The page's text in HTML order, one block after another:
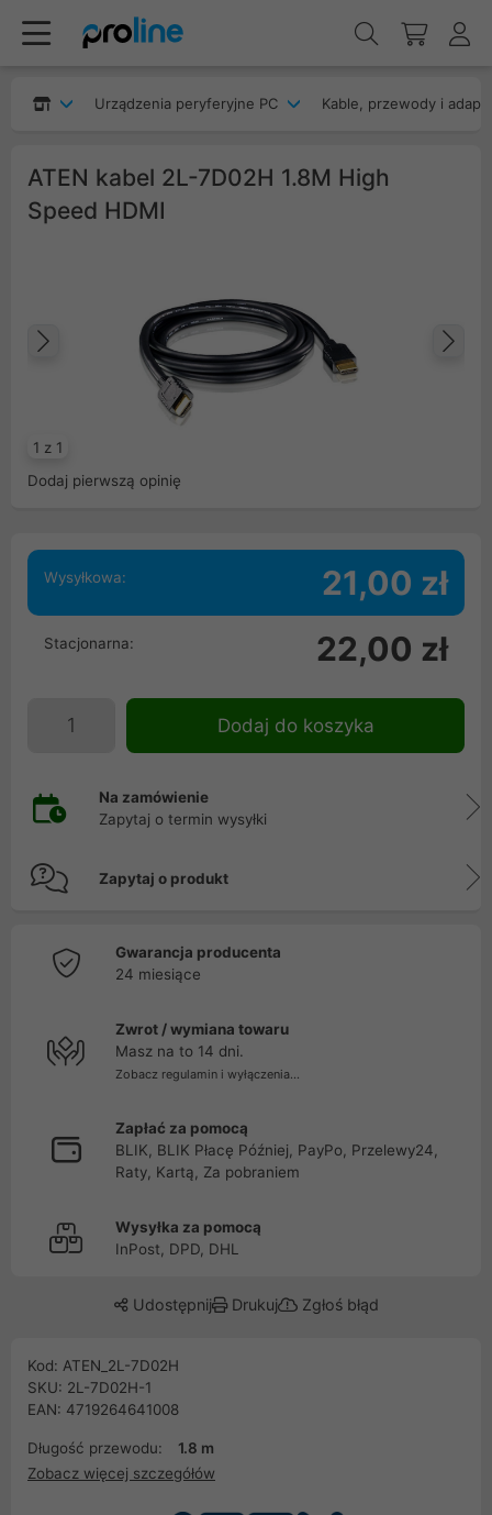
Urządzenia peryferyjne PC Kable, przewody i
ATEN kabel 2L-7D02H 1.8M High
Speed HDMI
1 z 1
Poprzedni
Dodaj pierwszą opinię
Wysyłkowa: 21,00 zł
Stacjonarna: 22,00 zł
Dodaj do koszyka
Na zamówienie
Zapytaj o termin wysyłki
Zapytaj o produkt
Gwarancja producenta
24 miesiące
Zwrot / wymiana towaru
Masz na to 14 dni.
Zobacz regulamin i wyłączenia...
Zapłać za pomocą
BLIK, BLIK Płacę Później, PayPo, Przelewy24,
Raty, Kartą, Za pobraniem
Wysyłka za pomocą
InPost, DPD, DHL
Udostępnij Drukuj Zgłoś błąd
Kod: ATEN_2L-7D02H
SKU: 2L-7D02H-1
EAN: 4719264641008
Długość przewodu:
1.8 m
Zobacz więcej szczegółów